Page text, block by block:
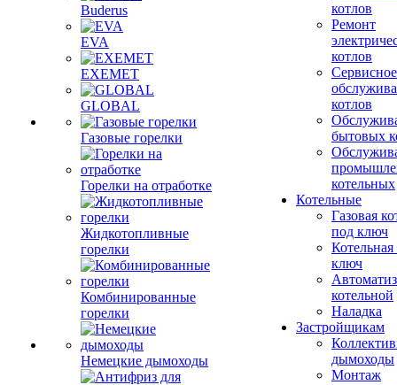
Buderus
EVA
EXEMET
GLOBAL
Газовые горелки
Горелки на отработке
Жидкотопливные
горелки
Комбинированные
горелки
Немецкие дымоходы
котлов
Ремонт
котлов
Сервисное
котлов
бытовых
котельных
Котельные
Газовая
под ключ
ключ
котельной
Наладка
Застройщикам
дымоходы
Монтаж